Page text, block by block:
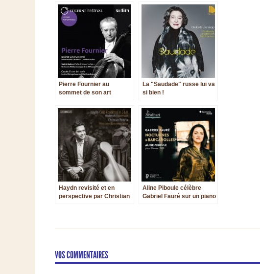
Pierre Fournier au
sommet de son art
La "Saudade" russe lui va
si bien !
Haydn revisité et en
perspective par Christian
Aline Piboule célèbre
Gabriel Fauré sur un piano
VOS COMMENTAIRES